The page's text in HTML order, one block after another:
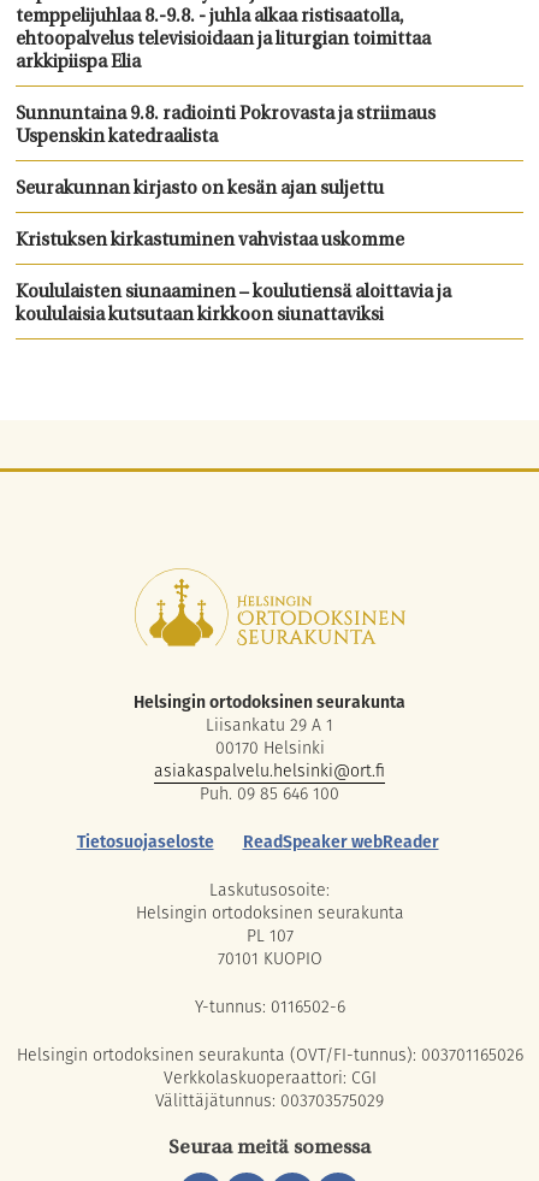
temppelijuhlaa 8.-9.8. - juhla alkaa ristisaatolla,
ehtoopalvelus televisioidaan ja liturgian toimittaa
arkkipiispa Elia
Sunnuntaina 9.8. radiointi Pokrovasta ja striimaus
Uspenskin katedraalista
Seurakunnan kirjasto on kesän ajan suljettu
Kristuksen kirkastuminen vahvistaa uskomme
Koululaisten siunaaminen – koulutiensä aloittavia ja
koululaisia kutsutaan kirkkoon siunattaviksi
Helsingin ortodoksinen seurakunta
Liisankatu 29 A 1
00170 Helsinki
asiakaspalvelu.helsinki@ort.fi
Puh. 09 85 646 100
Tietosuojaseloste
ReadSpeaker webReader
Laskutusosoite:
Helsingin ortodoksinen seurakunta
PL 107
70101 KUOPIO
Y-tunnus: 0116502-6
Helsingin ortodoksinen seurakunta (OVT/FI-tunnus): 003701165026
Verkkolaskuoperaattori: CGI
Välittäjätunnus: 003703575029
Seuraa meitä somessa